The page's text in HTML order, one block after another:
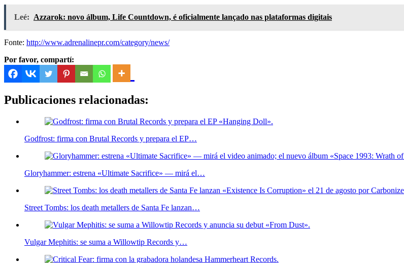
Leé: Azzarok: novo álbum, Life Countdown, é oficialmente lançado nas plataformas digitais
Fonte: http://www.adrenalinepr.com/category/news/
Por favor, compartí:
Publicaciones relacionadas:
Godfrost: firma con Brutal Records y prepara el EP…
Gloryhammer: estrena «Ultimate Sacrifice» — mirá el…
Street Tombs: los death metallers de Santa Fe lanzan…
Vulgar Mephitis: se suma a Willowtip Records y…